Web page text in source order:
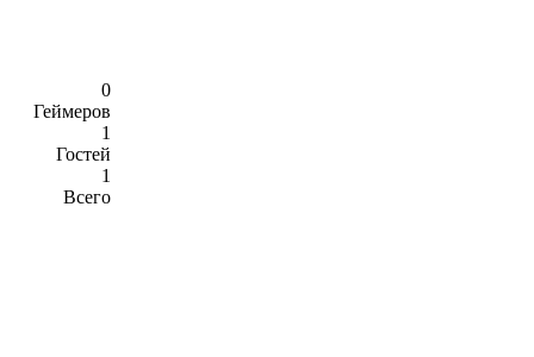
0
Геймеров
1
Гостей
1
Всего